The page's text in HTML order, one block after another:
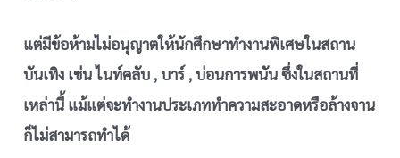
แต่มีข้อห้ามไม่อนุญาตให้นักศึกษาทำงานพิเศษในสถาน
บันเทิง เช่น ไนท์คลับ , บาร์ , บ่อนการพนัน ซึ่งในสถานที่
เหล่านี้ แม้แต่จะทำงานประเภททำความสะอาดหรือล้างจาน
ก็ไม่สามารถทำได้